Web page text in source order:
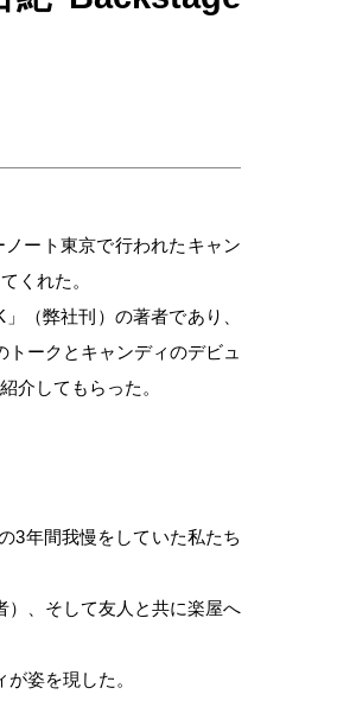
ート東京で行われたキャン
くれた。
（弊社刊）の著者であり、
ークとキャンディのデビュ
介してもらった。
3年間我慢をしていた私たち
）、そして友人と共に楽屋へ
姿を現した。